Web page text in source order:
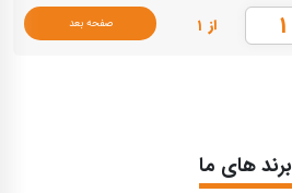
از ۱ صفحه بعد
برند های ما